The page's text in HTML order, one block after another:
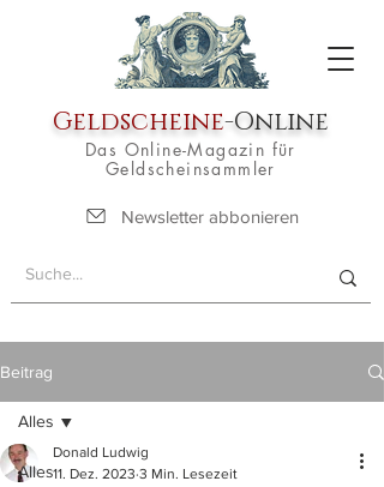
Geldscheine-Online
Das Online-Magazin für
Geldscheinsammler
Newsletter abbonieren
Beitrag
Alles
Alles
Donald Ludwig
11. Dez. 2023 3 Min. Lesezeit